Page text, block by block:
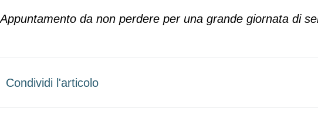
Appuntamento da non perdere per una grande giornata di
Condividi l'articolo